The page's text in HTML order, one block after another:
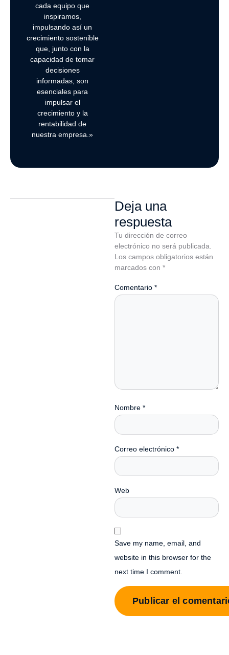
cada equipo que
inspiramos,
impulsando así un
crecimiento sostenible
que, junto con la
capacidad de tomar
decisiones
informadas, son
esenciales para
impulsar el
crecimiento y la
rentabilidad de
nuestra empresa.»
Deja una
respuesta
Tu dirección de correo
electrónico no será publicada.
Los campos obligatorios están
marcados con *
Comentario *
Nombre *
Correo electrónico *
Web
Save my name, email, and
website in this browser for the
next time I comment.